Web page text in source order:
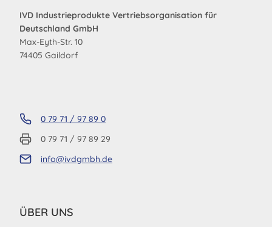
IVD Industrieprodukte Vertriebsorganisation für
Deutschland GmbH
Max-Eyth-Str. 10
74405 Gaildorf
0 79 71 / 97 89 0
0 79 71 / 97 89 29
info@ivdgmbh.de
ÜBER UNS